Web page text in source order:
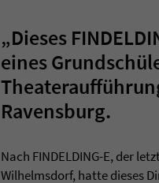
„Dieses
eines
Ravensburg.
Nach FINDELDING-E, der
Wilhelmsdorf, hatte dieses